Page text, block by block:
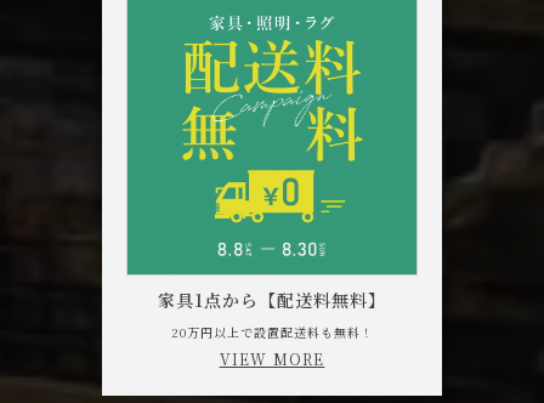
家具1点から【配送料無料】
20万円以上で設置配送料も無料！
VIEW MORE